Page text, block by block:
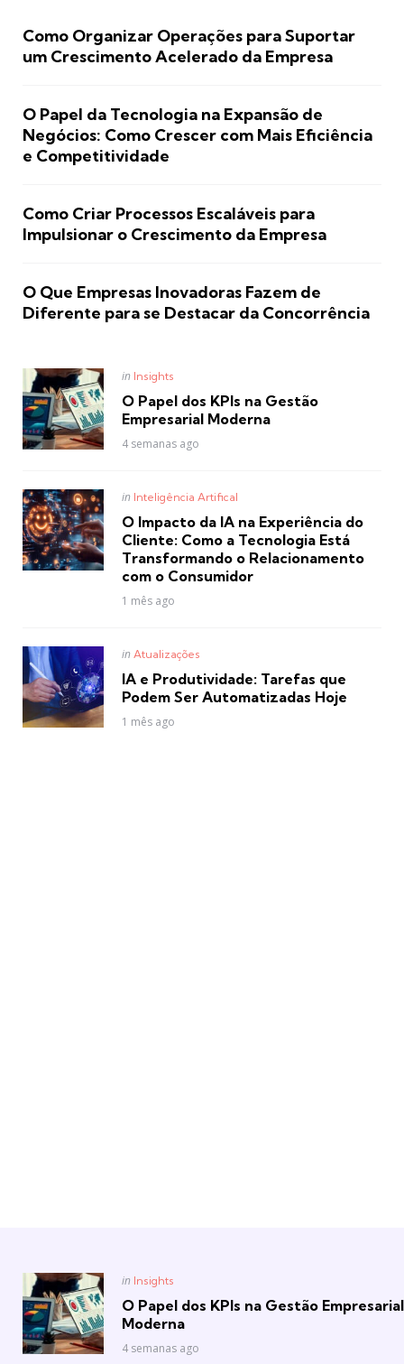
Como Organizar Operações para Suportar
um Crescimento Acelerado da Empresa
O Papel da Tecnologia na Expansão de
Negócios: Como Crescer com Mais Eficiência
e Competitividade
Como Criar Processos Escaláveis para
Impulsionar o Crescimento da Empresa
O Que Empresas Inovadoras Fazem de
Diferente para se Destacar da Concorrência
Posted
in Insights
O Papel dos KPIs na Gestão
Empresarial Moderna
4 semanas ago
Posted
in Inteligência Artifical
O Impacto da IA na Experiência do
Cliente: Como a Tecnologia Está
Transformando o Relacionamento
com o Consumidor
1 mês ago
Posted
in Atualizações
IA e Produtividade: Tarefas que
Podem Ser Automatizadas Hoje
1 mês ago
Posted
in Insights
O Papel dos KPIs na Gestão Empresarial
Moderna
4 semanas ago